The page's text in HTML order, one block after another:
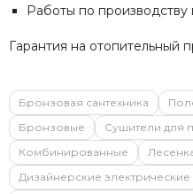
Работы по
Гарантия на отопительный
Бронзовая сантехника
Бронзовые
Сушители для
Комбинированные
Дизайнерские электрические